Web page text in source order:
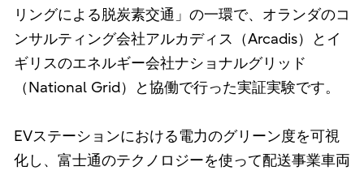
リングによる脱炭素交通」の一環で、オランダのコ
ンサルティング会社アルカディス（Arcadis）とイ
ギリスのエネルギー会社ナショナルグリッド
（National Grid）と協働で行った実証実験です。
EVステーションにおける電力のグリーン度を可視
化し、富士通のテクノロジーを使って配送事業車両